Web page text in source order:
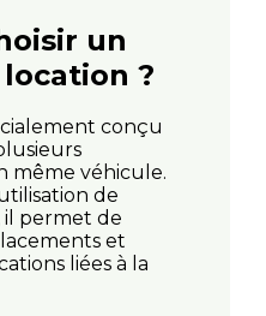
un
?
conçu
même véhicule.
de
il permet de
et
liées à la